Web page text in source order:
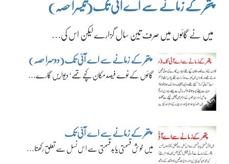
میں نے گائوں میں صرف تین سال گزارے لیکن اس کی…
پتھر کے زمانے سے اے آئی تک(دوسرا حصہ)
گائوں کے نوے فیصد مکان کچے تھے‘ دیواریں گارے…
پتھر کے زمانے سے اے آئی تک
میں خوش قسمتی یا بدقسمتی سے اس نسل سے تعلق رکھتا…